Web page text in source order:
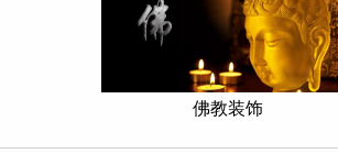
佛教装饰